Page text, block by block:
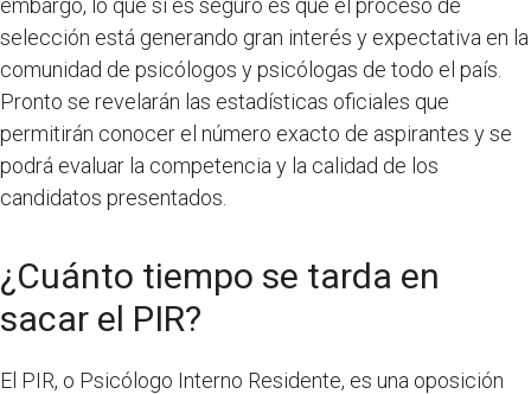
embargo, lo que sí es seguro es que el proceso de
selección está generando gran interés y expectativa en la
comunidad de psicólogos y psicólogas de todo el país.
Pronto se revelarán las estadísticas oficiales que
permitirán conocer el número exacto de aspirantes y se
podrá evaluar la competencia y la calidad de los
candidatos presentados.
¿Cuánto tiempo se tarda en
sacar el PIR?
El PIR, o Psicólogo Interno Residente, es una oposición